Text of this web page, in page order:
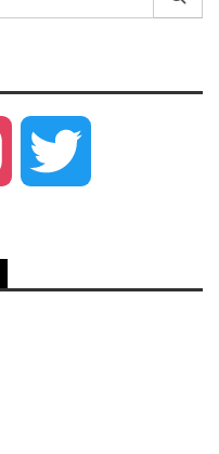
Instagram